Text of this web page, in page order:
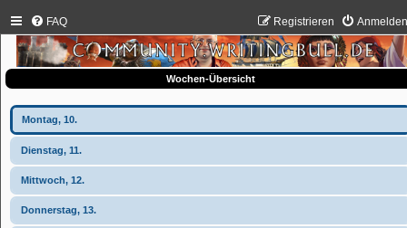
FAQ Registrieren
Wochen-Übersicht
Montag, 10.
Dienstag, 11.
Mittwoch, 12.
Donnerstag, 13.